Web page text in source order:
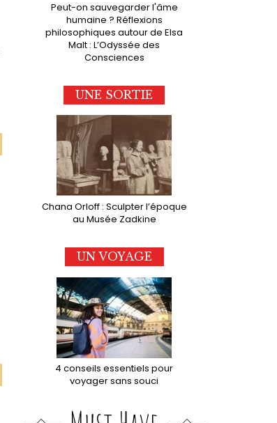
Peut-on sauvegarder l'âme
humaine ? Réflexions
philosophiques autour de Elsa
Malt : L’Odyssée des
Consciences
UNE SORTIE
Chana Orloff : Sculpter l’époque
au Musée Zadkine
UN VOYAGE
4 conseils essentiels pour
voyager sans souci